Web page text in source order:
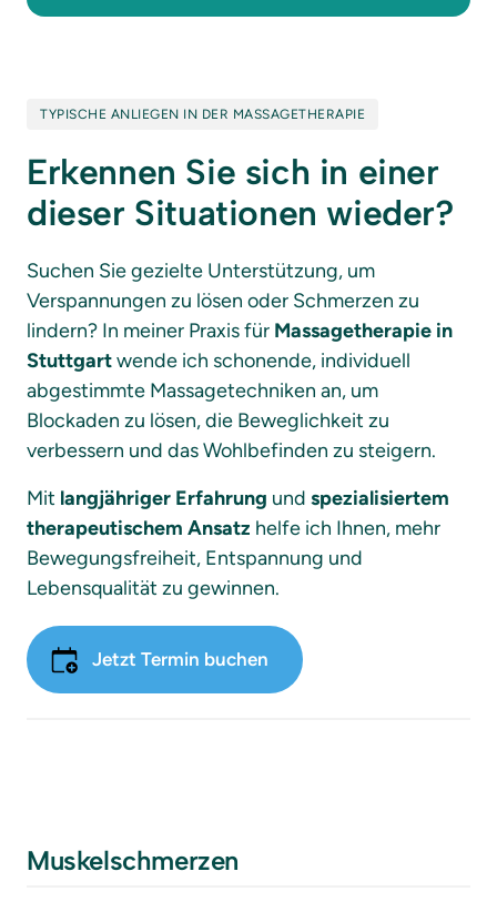
TYPISCHE ANLIEGEN IN DER MASSAGETHERAPIE
Erkennen Sie sich in einer
dieser Situationen wieder?
Suchen Sie gezielte Unterstützung, um
Verspannungen zu lösen oder Schmerzen zu
lindern? In meiner Praxis für Massagetherapie in
Stuttgart wende ich schonende, individuell
abgestimmte Massagetechniken an, um
Blockaden zu lösen, die Beweglichkeit zu
verbessern und das Wohlbefinden zu steigern.
Mit langjähriger Erfahrung und spezialisiertem
therapeutischem Ansatz helfe ich Ihnen, mehr
Bewegungsfreiheit, Entspannung und
Lebensqualität zu gewinnen.
Jetzt Termin buchen
Muskelschmerzen